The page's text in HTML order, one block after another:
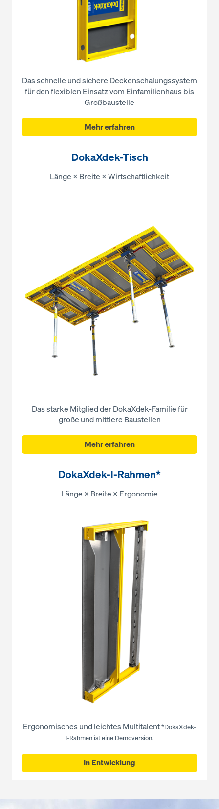
Das schnelle und sichere Deckenschalungssystem
für den flexiblen Einsatz vom Einfamilienhaus bis
Großbaustelle
Mehr erfahren
DokaXdek-Tisch
Länge × Breite × Wirtschaftlichkeit
Das starke Mitglied der DokaXdek-Familie für
große und mittlere Baustellen
Mehr erfahren
DokaXdek-I-Rahmen*
Länge × Breite × Ergonomie
Ergonomisches und leichtes Multitalent*DokaXdek-
I-Rahmen ist eine Demoversion.
In Entwicklung